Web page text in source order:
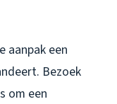
aanpak een
Bezoek
om een